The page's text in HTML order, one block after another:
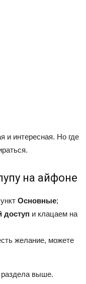
и интересная. Но где
на айфоне
Основные;
доступ и клацаем на
желание, можете
раздела выше.